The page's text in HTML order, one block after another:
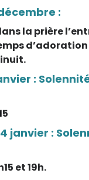
:
la prière
:
janvier :
et 19h.